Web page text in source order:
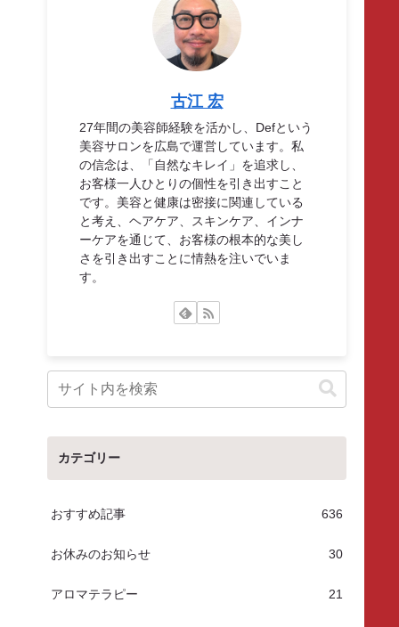
古江 宏
27年間の美容師経験を活かし、Defという
美容サロンを広島で運営しています。私
の信念は、「自然なキレイ」を追求し、
お客様一人ひとりの個性を引き出すこと
です。美容と健康は密接に関連している
と考え、ヘアケア、スキンケア、インナ
ーケアを通じて、お客様の根本的な美し
さを引き出すことに情熱を注いでいま
す。
カテゴリー
おすすめ記事 636
お休みのお知らせ 30
アロマテラピー 21